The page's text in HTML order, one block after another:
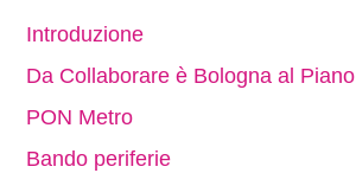
Introduzione
Da Collaborare è Bologna al Piano
PON Metro
Bando periferie